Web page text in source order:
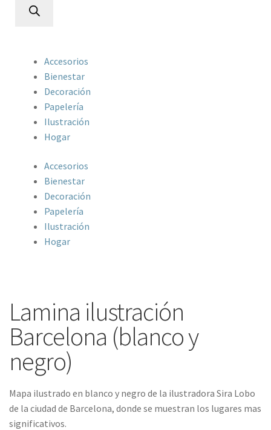
Accesorios
Bienestar
Decoración
Papelería
Ilustración
Hogar
Accesorios
Bienestar
Decoración
Papelería
Ilustración
Hogar
Lamina ilustración
Barcelona (blanco y
negro)
Mapa ilustrado en blanco y negro de la ilustradora Sira Lobo
de la ciudad de Barcelona, donde se muestran los lugares mas
significativos.